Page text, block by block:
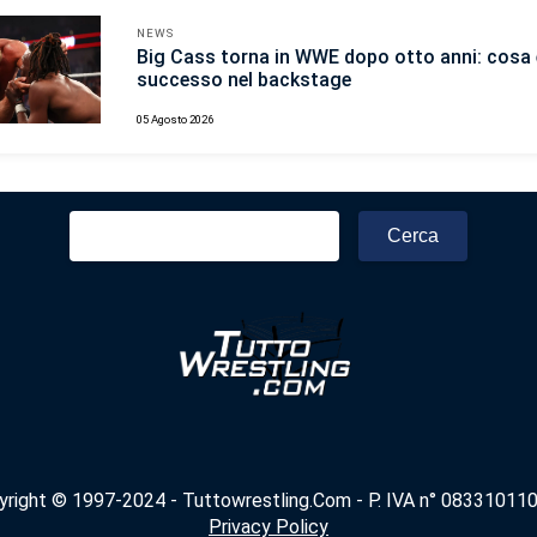
NEWS
Big Cass torna in WWE dopo otto anni: cosa
successo nel backstage
05 Agosto 2026
Ricerca
© 1997-2024 - Tuttowrestling.Com - P. IVA n°
Privacy Policy